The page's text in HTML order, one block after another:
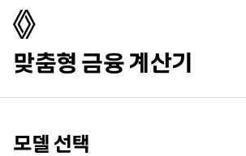
르노코리아
맞춤형 금융 계산기
모델 선택